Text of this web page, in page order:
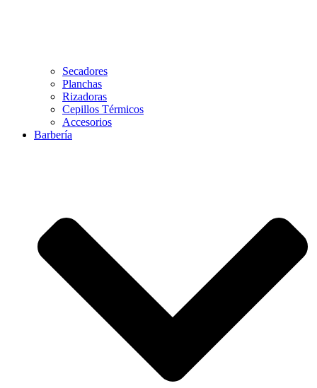
Secadores
Planchas
Rizadoras
Cepillos Térmicos
Accesorios
Barbería